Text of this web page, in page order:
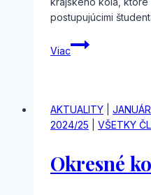
postupujúcimi
Viac
Školské
kolo
myslenia
AKTUALITY
2024/25
VŠETKY
Okresné